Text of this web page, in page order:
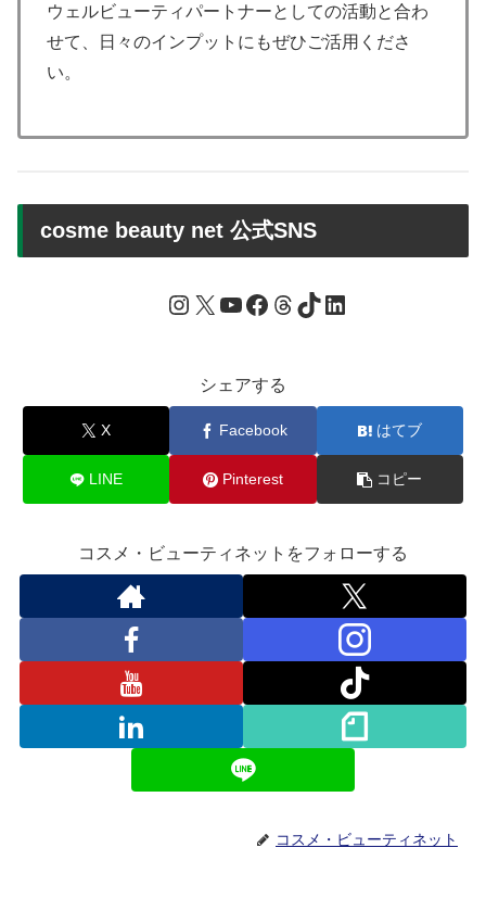
ウェルビューティパートナーとしての活動と合わ
せて、日々のインプットにもぜひご活用くださ
い。
cosme beauty net 公式SNS
Instagram
X YouTube
Facebook
Threads
TikTokLinkedIn
シェアする
X Facebook はてブ
LINE Pinterest コピー
コスメ・ビューティネットをフォローする
コスメ・ビューティネット